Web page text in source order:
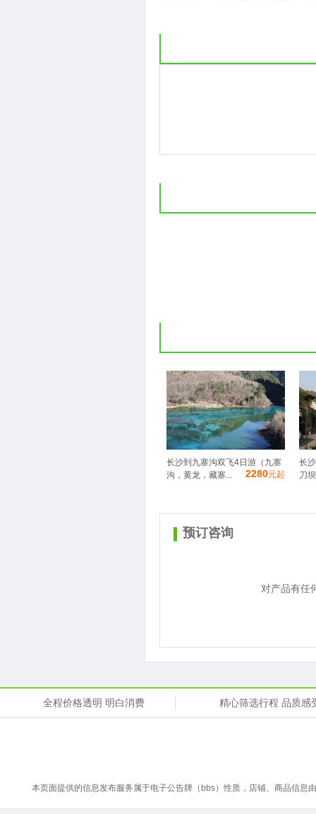
长沙到九寨沟双飞4日游（九寨
沟，黄龙，藏寨...
2280元起
长
刀
预订咨询
对产品有任
全程价格透明 明白消费 精心筛选行程 品质感
本页面提供的信息发布服务属于电子公告牌（bbs）性质，店铺、商品信